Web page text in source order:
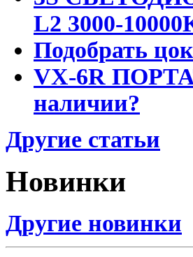
L2 3000-
Подобрать
VX-6R
наличии?
Другие статьи
Новинки
Другие новинки